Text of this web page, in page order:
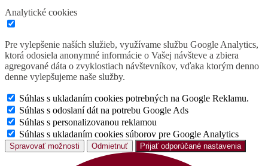
Analytické cookies
Pre vylepšenie naších služieb, využívame službu Google Analytics,
ktorá odosiela anonymné informácie o Vašej návšteve a zbiera
agregované dáta o zvyklostiach návštevníkov, vďaka ktorým denno
denne vylepšujeme naše služby.
Súhlas s ukladaním cookies potrebných na Google Reklamu.
Súhlas s odoslaní dát na potrebu Google Ads
Súhlas s personalizovanou reklamou
Súhlas s ukladaním cookies súborov pre Google Analytics
Spravovať možnosti Odmietnuť Prijať odporúčané nastavenia